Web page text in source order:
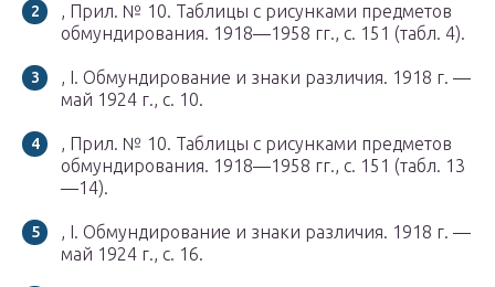
, Прил. № 10. Таблицы с рисунками предметов
обмундирования. 1918—1958 гг., с. 151 (табл. 4).
, I. Обмундирование и знаки различия. 1918 г. —
май 1924 г., с. 10.
, Прил. № 10. Таблицы с рисунками предметов
обмундирования. 1918—1958 гг., с. 151 (табл. 13
—14).
, I. Обмундирование и знаки различия. 1918 г. —
май 1924 г., с. 16.